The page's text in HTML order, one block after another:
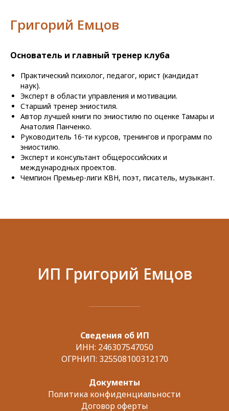
Григорий Емцов
Основатель и главный тренер клуба
Практический психолог, педагог, юрист (кандидат
наук).
Эксперт в области управления и мотивации.
Старший тренер эниостиля.
Автор лучшей книги по эниостилю по оценке Тамары и
Анатолия Панченко.
Руководитель 16-ти курсов, тренингов и программ по
эниостилю.
Эксперт и консультант общероссийских и
международных проектов.
Чемпион Премьер-лиги КВН, поэт, писатель, музыкант.
ИП Григорий Емцов
Сведения об ИП
ИНН: 246307547050
ОГРНИП: 325508100312170
Документы
Политика конфиденциальности
Договор оферты